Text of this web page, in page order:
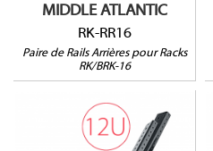
MIDDLE ATLANTIC
RK-RR16
Paire de Rails Arrières pour Racks
RK/BRK-16